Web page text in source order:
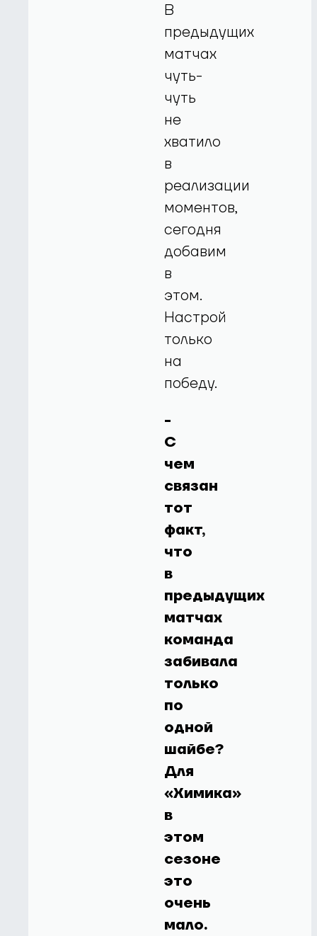
В
предыдущих
матчах
чуть-
чуть
не
хватило
в
реализации
моментов,
сегодня
добавим
в
этом.
Настрой
только
на
победу.
-
С
чем
связан
тот
факт,
что
в
предыдущих
матчах
команда
забивала
только
по
одной
шайбе?
Для
«Химика»
в
этом
сезоне
это
очень
мало.